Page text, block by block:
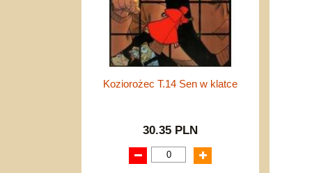
Koziorożec T.14 Sen w klatce
30.35 PLN